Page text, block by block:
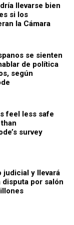
llevarse bien
si los
la Cámara
se sienten
de política
según
feel less safe
survey
judicial y llevará
disputa por salón